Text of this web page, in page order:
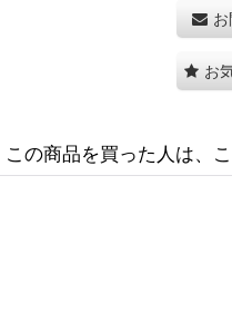
お
この商品を買った人は、